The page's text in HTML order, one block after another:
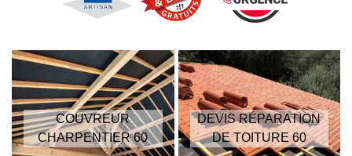
COUVREUR
CHARPENTIER 60
DEVIS RÉPARATION
DE TOITURE 60